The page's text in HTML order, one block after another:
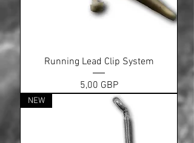
Running Lead Clip System
Ціна
5,00 GBP
NEW